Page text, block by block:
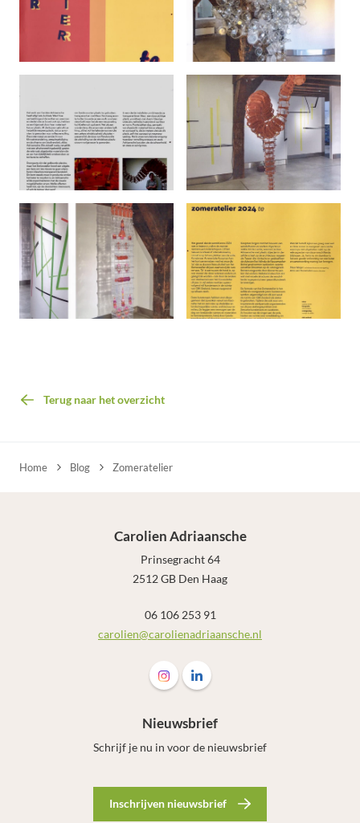
Terug naar het overzicht
Home Blog Zomeratelier
Carolien Adriaansche
Prinsegracht 64
2512 GB Den Haag
06 106 253 91
carolien@carolienadriaansche.nl
Volg ons op Instagram Carolien
Volg ons op LinkedIn Carolien
Nieuwsbrief
Schrijf je nu in voor de nieuwsbrief
Inschrijven nieuwsbrief